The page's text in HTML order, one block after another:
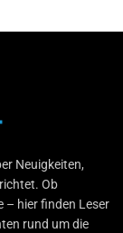
Neuigkeiten,
Ob
– hier finden Leser
rund um die